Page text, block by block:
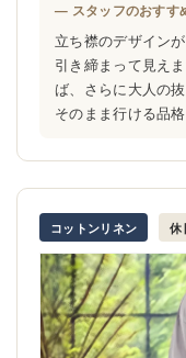
— スタッフのおすす
立ち襟のデザイン
引き締まって見え
ば、さらに大人の
そのまま行ける品格
コットンリネン 休